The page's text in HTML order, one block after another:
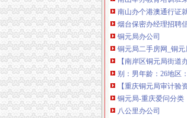
南山办个港澳通行证
烟台保密办经理招聘
铜元局办公司
铜元局二手房网_铜元
【南岸区铜元局街道
别：男年龄：26地区
【重庆铜元局审计验
铜元局-重庆爱问分类
八公里办公司
西安大府井桃花盛开